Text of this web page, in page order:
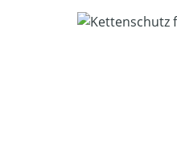
Bildergalerie überspringen